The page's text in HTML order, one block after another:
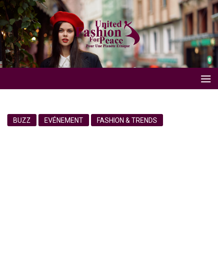
BUZZ EVÉNEMENT FASHION & TRENDS